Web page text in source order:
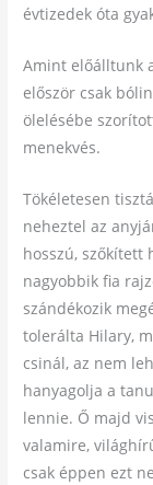
évtizedek óta
Amint előálltunk
először csak
ölelésébe
menekvés.
Tökéletesen
neheztel az
hosszú, szőkített
nagyobbik fia
szándékozik
tolerálta Hilary,
csinál, az nem
hanyagolja a
lennie. Ő majd
valamire,
csak éppen ezt